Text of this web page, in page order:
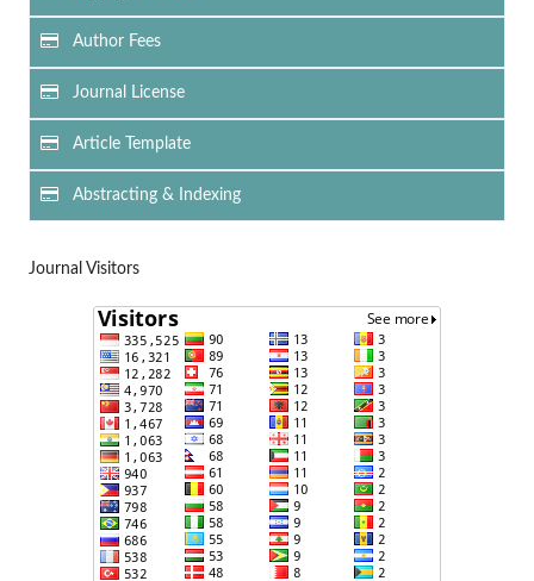
Author Fees
Journal License
Article Template
Abstracting & Indexing
Journal Visitors